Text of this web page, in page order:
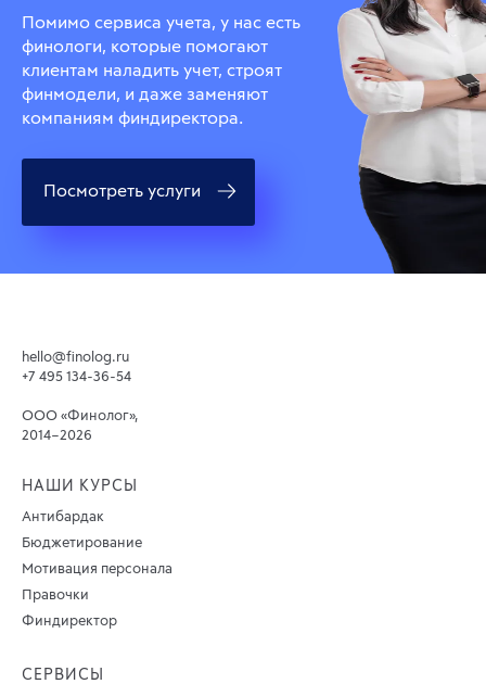
Помимо сервиса учета, у нас есть
финологи, которые помогают
клиентам наладить учет, строят
финмодели, и даже заменяют
компаниям финдиректора.
Посмотреть услуги
hello@finolog.ru
+7 495 134-36-54
ООО «Финолог»,
2014–2026
НАШИ КУРСЫ
Антибардак
Бюджетирование
Мотивация персонала
Правочки
Финдиректор
СЕРВИСЫ